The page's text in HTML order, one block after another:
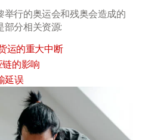
行的奥运会和残奥会造成的
分相关资源:
运的重大中断
的影响
延误